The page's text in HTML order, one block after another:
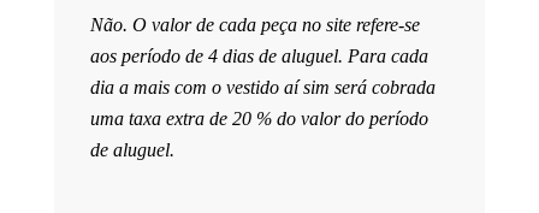
Não. O valor de cada peça no site refere-se
aos período de 4 dias de aluguel. Para cada
dia a mais com o vestido aí sim será cobrada
uma taxa extra de 20 % do valor do período
de aluguel.